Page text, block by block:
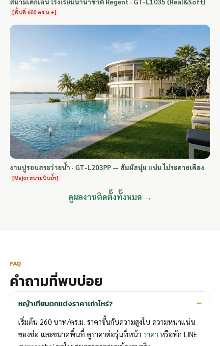
[พื้นที่ 600 ตร.ม.+]
งานปูรอบสระว่ายน้ำ · GT-L203PP — สัมผัสนุ่ม แน่น ไม่ระคายเคือง
[Major สนามบินน้ำ]
ดูผลงานติดตั้งทั้งหมด →
FAQ
คำถามที่พบบ่อย
หญ้าเทียมตกแต่งราคาเท่าไหร่?
เริ่มต้น 260 บาท/ตร.ม. ราคาขึ้นกับความสูงใบ ความหนาแน่น
ของช่อ และขนาดพื้นที่ ดูราคาต่อรุ่นที่หน้า ราคา หรือทัก LINE